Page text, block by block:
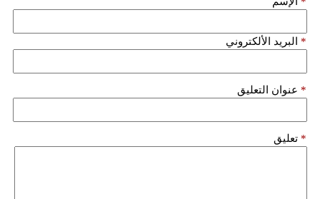
تعليم
علوم
وتكنولوجيا
بيئة
البريد الألكتروني *
عنوان التعليق *
تعليق *